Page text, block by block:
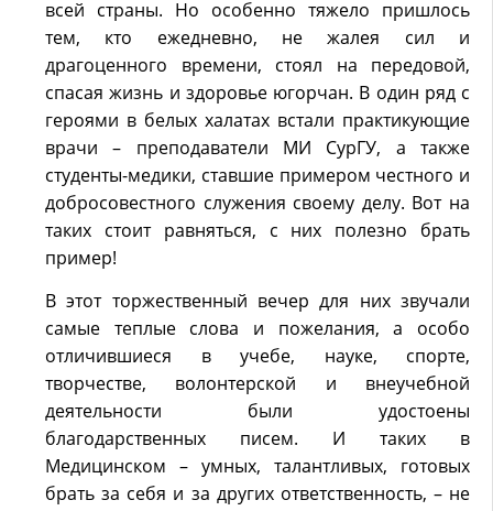
всей страны. Но особенно тяжело пришлось
тем, кто ежедневно, не жалея сил и
драгоценного времени, стоял на передовой,
спасая жизнь и здоровье югорчан. В один ряд с
героями в белых халатах встали практикующие
врачи – преподаватели МИ СурГУ, а также
студенты-медики, ставшие примером честного и
добросовестного служения своему делу. Вот на
таких стоит равняться, с них полезно брать
пример!
В этот торжественный вечер для них звучали
самые теплые слова и пожелания, а особо
отличившиеся в учебе, науке, спорте,
творчестве, волонтерской и внеучебной
деятельности были удостоены
благодарственных писем. И таких в
Медицинском – умных, талантливых, готовых
брать за себя и за других ответственность, – не